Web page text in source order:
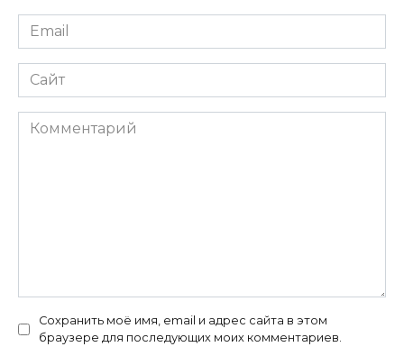
Email
*
Сайт
Комментарий
Сохранить моё имя, email и адрес сайта в этом
браузере для последующих моих комментариев.